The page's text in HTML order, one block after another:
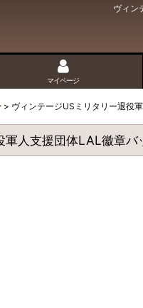
ヴィン
マイページ
> ヴィンテージUSミリタリー退役
軍人支援団体LAL徽章